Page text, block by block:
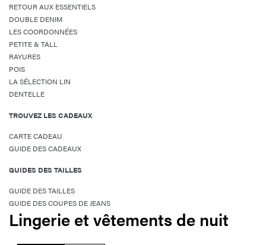
RETOUR AUX ESSENTIELS
DOUBLE DENIM
LES COORDONNÉES
PETITE & TALL
RAYURES
POIS
LA SÉLECTION LIN
DENTELLE
TROUVEZ LES CADEAUX
CARTE CADEAU
GUIDE DES CADEAUX
GUIDES DES TAILLES
GUIDE DES TAILLES
GUIDE DES COUPES DE JEANS
Lingerie et vêtements de nuit